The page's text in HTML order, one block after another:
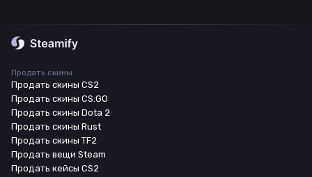
Продать скины
Продать скины CS2
Продать скины CS:GO
Продать скины Dota 2
Продать скины Rust
Продать скины TF2
Продать вещи Steam
Продать кейсы CS2